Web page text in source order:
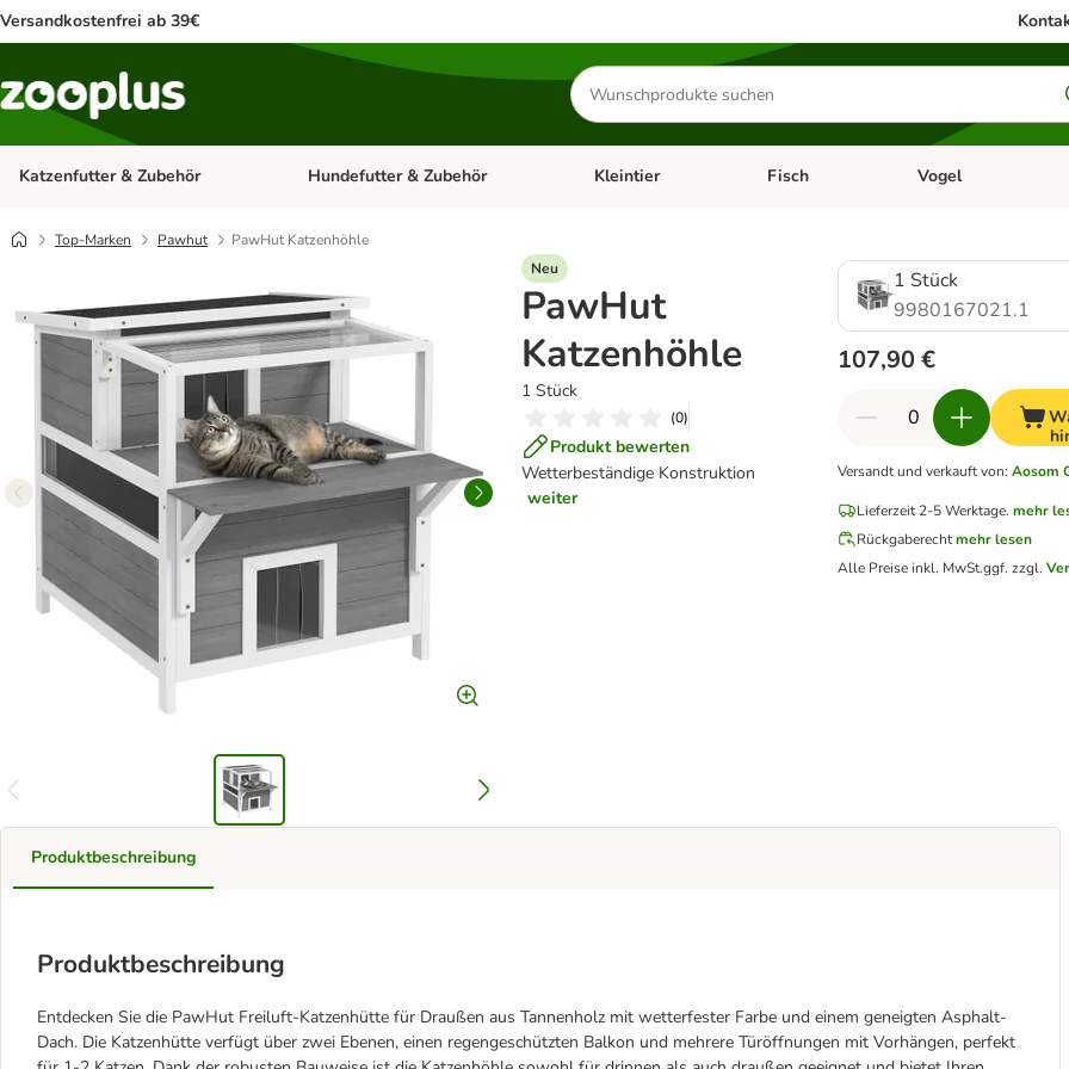
Versandkostenfrei ab 39€
Produkte
suchen
Katzenfutter & Zubehör Kategorie-Menü öffnen: Katzenfutter & Zubehör
Hundefutter & Zubehör Kategorie-Menü öffnen: Hundefutter & Zubehör
Kleintier Kategorie-Menü öffnen: Kleintier
Fisch Kategorie-Menü
Vogel
Top-Marken Pawhut
PawHut Katzenhöhle
Neu
PawHut
Katzenhöhle
1 Stück
(0)
Produkt bewerten
Wetterbeständige Konstruktion
weiter
1 Stück
9980167021.1
107,90 €
Versandt und verkauft von: Aosom
Lieferzeit 2-5 Werktage. mehr
Rückgaberechtmehr lesen
Alle Preise inkl. MwSt.ggf. zzgl.
Produktbeschreibung
Produktbeschreibung
Entdecken Sie die PawHut Freiluft-Katzenhütte für Draußen aus Tannenholz mit wetterfester Farbe und einem geneigten Asphalt-
Dach. Die Katzenhütte verfügt über zwei Ebenen, einen regengeschützten Balkon und mehrere Türöffnungen mit Vorhängen, perfekt